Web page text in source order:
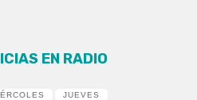
EN RADIO
JUEVES